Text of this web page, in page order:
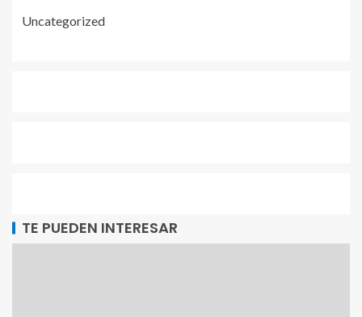
Uncategorized
TE PUEDEN INTERESAR